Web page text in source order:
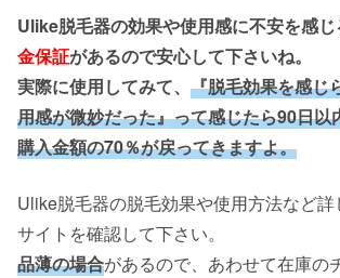
Ulike脱毛器の効果や使用感に不安を感
金保証があるので安心して下さいね。
実際に使用してみて、 『脱毛効果を感じ
用感が微妙だった』って感じたら90日以
購入金額の70％が戻ってきますよ。
Ulike脱毛器の脱毛効果や使用方法など
サイトを確認して下さい。
品薄の場合があるので、あわせて在庫の